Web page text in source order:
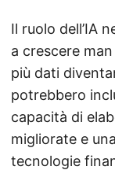
Il ruolo dell’IA
a crescere
più dati
potrebbero
capacità di
migliorate e
tecnologie